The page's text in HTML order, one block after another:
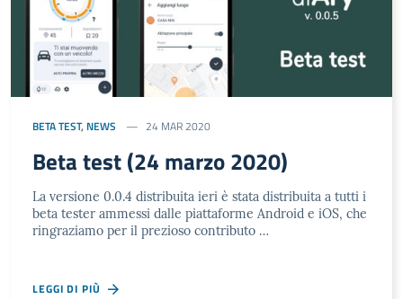
BETA TEST, NEWS 24 MAR 2020
Beta test (24 marzo 2020)
La versione 0.0.4 distribuita ieri è stata distribuita a tutti i
beta tester ammessi dalle piattaforme Android e iOS, che
ringraziamo per il prezioso contributo …
LEGGI DI PIÙ